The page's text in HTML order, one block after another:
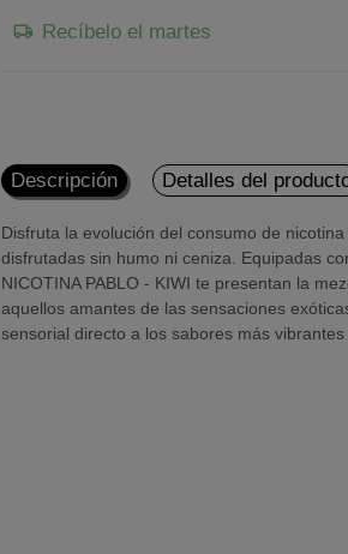
Recíbelo el martes
Descripción Detalles del
Disfruta la evolución del consumo de
disfrutadas sin humo ni ceniza. Equipadas
NICOTINA PABLO - KIWI te presentan la
aquellos amantes de las sensaciones
sensorial directo a los sabores más vibrantes